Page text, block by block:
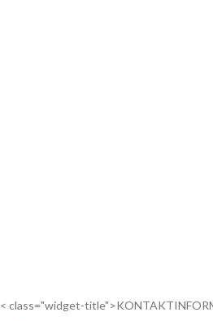
< class="widget-